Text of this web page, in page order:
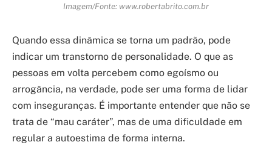
Imagem/Fonte: www.robertabrito.com.br
Quando essa dinâmica se torna um padrão, pode
indicar um transtorno de personalidade. O que as
pessoas em volta percebem como egoísmo ou
arrogância, na verdade, pode ser uma forma de lidar
com inseguranças. É importante entender que não se
trata de “mau caráter”, mas de uma dificuldade em
regular a autoestima de forma interna.